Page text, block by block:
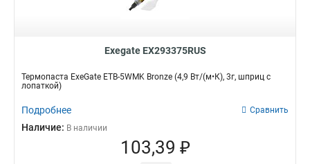
Exegate EX293375RUS
Термопаста ExeGate ETB-5WMK Bronze (4,9 Вт/(м•К), 3г, шприц с
лопаткой)
Подробнее Сравнить
Наличие: В наличии
103,39 ₽